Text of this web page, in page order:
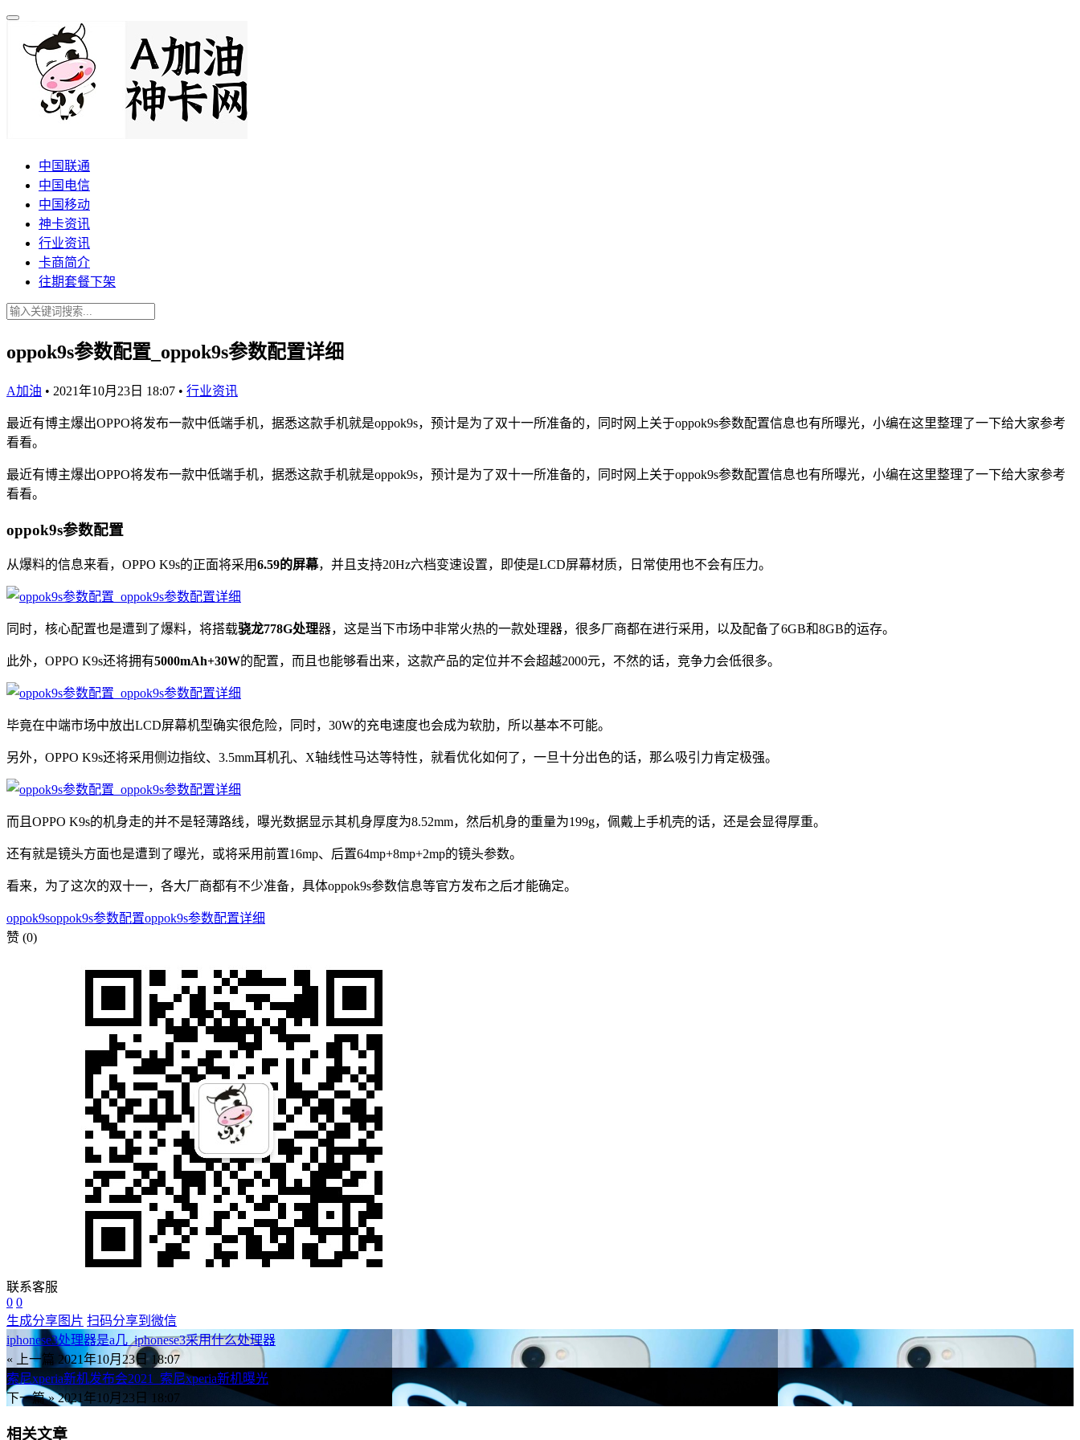
中国联通
中国电信
中国移动
神卡资讯
行业资讯
卡商简介
往期套餐下架
oppok9s参数配置_oppok9s参数配置详细
A加油 • 2021年10月23日 18:07 • 行业资讯
最近有博主爆出OPPO将发布一款中低端手机，据悉这款手机就是oppok9s，预计是为了双十一所准备的，同时网上关于oppok9s参数配置信息也有所曝光，小编在这里整理了一下给大家参考
看看。
最近有博主爆出OPPO将发布一款中低端手机，据悉这款手机就是oppok9s，预计是为了双十一所准备的，同时网上关于oppok9s参数配置信息也有所曝光，小编在这里整理了一下给大家参考
看看。
oppok9s参数配置
从爆料的信息来看，OPPO K9s的正面将采用6.59的屏幕，并且支持20Hz六档变速设置，即使是LCD屏幕材质，日常使用也不会有压力。
同时，核心配置也是遭到了爆料，将搭载骁龙778G处理器，这是当下市场中非常火热的一款处理器，很多厂商都在进行采用，以及配备了6GB和8GB的运存。
此外，OPPO K9s还将拥有5000mAh+30W的配置，而且也能够看出来，这款产品的定位并不会超越2000元，不然的话，竞争力会低很多。
毕竟在中端市场中放出LCD屏幕机型确实很危险，同时，30W的充电速度也会成为软肋，所以基本不可能。
另外，OPPO K9s还将采用侧边指纹、3.5mm耳机孔、X轴线性马达等特性，就看优化如何了，一旦十分出色的话，那么吸引力肯定极强。
而且OPPO K9s的机身走的并不是轻薄路线，曝光数据显示其机身厚度为8.52mm，然后机身的重量为199g，佩戴上手机壳的话，还是会显得厚重。
还有就是镜头方面也是遭到了曝光，或将采用前置16mp、后置64mp+8mp+2mp的镜头参数。
看来，为了这次的双十一，各大厂商都有不少准备，具体oppok9s参数信息等官方发布之后才能确定。
oppok9soppok9s参数配置oppok9s参数配置详细
赞 (0)
联系客服
0 0
生成分享图片 扫码分享到微信
iphonese3处理器是a几_iphonese3采用什么处理器
« 上一篇 2021年10月23日 18:07
索尼xperia新机发布会2021_索尼xperia新机曝光
下一篇 » 2021年10月23日 18:07
相关文章